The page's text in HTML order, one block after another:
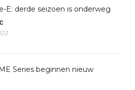
E: derde seizoen is onderweg
Series beginnen nieuw